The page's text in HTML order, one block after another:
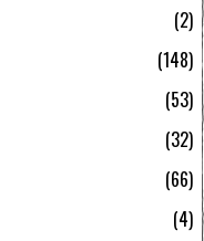
2
148
53
32
66
4